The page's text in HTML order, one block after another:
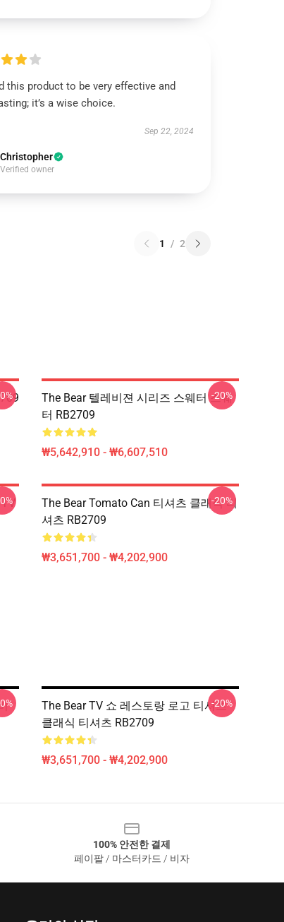
this product to be very effective and
it’s a wise choice.
Sep 22, 2024
Christopher
Verified owner
1 / 2
The Bear 텔레비젼 시리즈 스웨터 스웨
터 RB2709
₩5,642,910 - ₩6,607,510
-20%
The Bear Tomato Can 티셔츠 클래식 티
셔츠 RB2709
₩3,651,700 - ₩4,202,900
-20%
The Bear TV 쇼 레스토랑 로고 티셔츠
클래식 티셔츠 RB2709
₩3,651,700 - ₩4,202,900
-20%
100% 안전한 결제
페이팔 / 마스터카드 / 비자